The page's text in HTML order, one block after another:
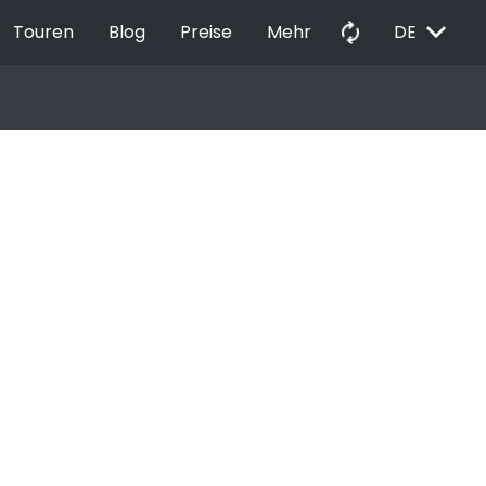
Touren Blog Preise Mehr autorenew DE EXPAND_MORE